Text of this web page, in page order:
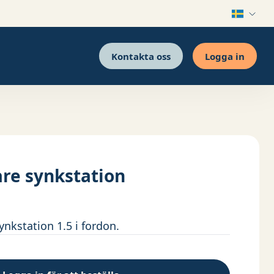
Kontakta oss Logga in
synkstation
1.5 i fordon.